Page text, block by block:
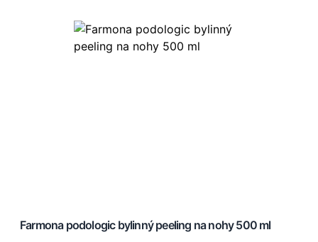
Farmona podologic bylinný peeling na nohy 500 ml